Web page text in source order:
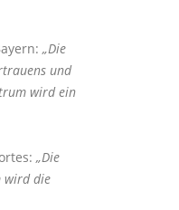
Die
und
wird ein
Die
wird die